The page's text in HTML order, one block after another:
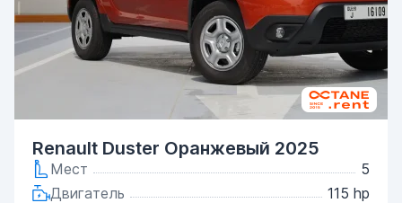
Renault Duster Оранжевый 2025
Мест
5
Двигатель
115 hp